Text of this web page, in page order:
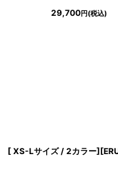
29,700円(税込)
ピース